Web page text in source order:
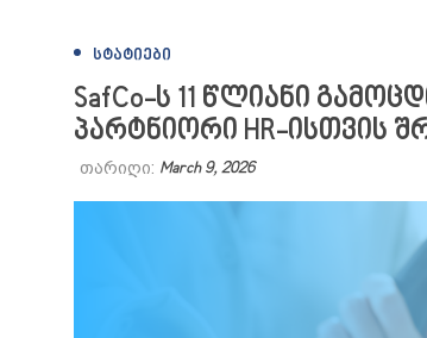
ᲡᲢᲐᲢᲘᲔᲑᲘ
SafCo-ს 11 წლიანი
პარტნიორი HR-ისთვის
თარიღი: March 9, 2026